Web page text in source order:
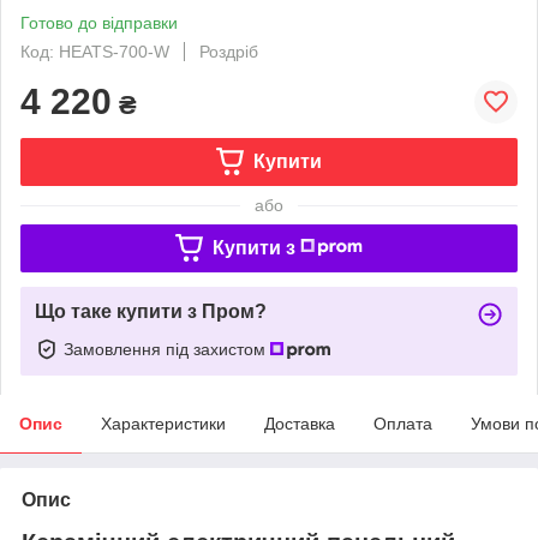
Готово до відправки
Код: HEATS-700-W
Роздріб
4 220 ₴
Купити
або
Купити з
Що таке купити з Пром?
Замовлення під захистом
Опис Характеристики Доставка Оплата Умови
Опис